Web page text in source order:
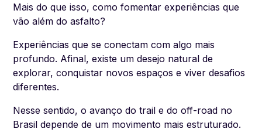
Mais do que isso, como fomentar experiências que
vão além do asfalto?
Experiências que se conectam com algo mais
profundo. Afinal, existe um desejo natural de
explorar, conquistar novos espaços e viver desafios
diferentes.
Nesse sentido, o avanço do trail e do off-road no
Brasil depende de um movimento mais estruturado.